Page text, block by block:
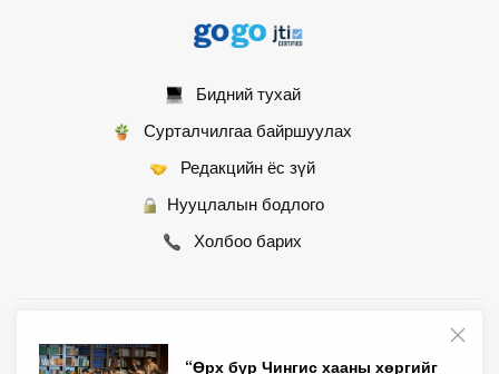
“Өрх бүр Чингис хааны хөргийг
Бидний тухай
Сурталчилгаа байршуулах
Редакцийн ёс зүй
Нууцлалын бодлого
Холбоо барих
© 2007 - 2026 Монгол Контент ХХК • Бүх эрх хуулиар хамгаалагдсан